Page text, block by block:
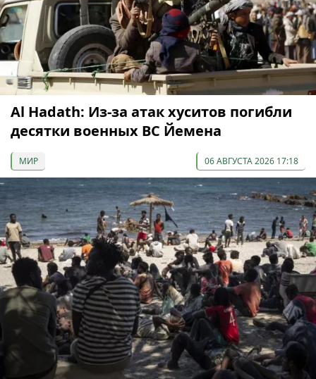
Al Hadath: Из-за атак хуситов погибли
десятки военных ВС Йемена
МИР 06 АВГУСТА 2026 17:18